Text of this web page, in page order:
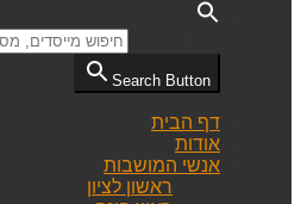
Search Button
דף הבית
אודות
אנשי המושבות
ראשון לציון